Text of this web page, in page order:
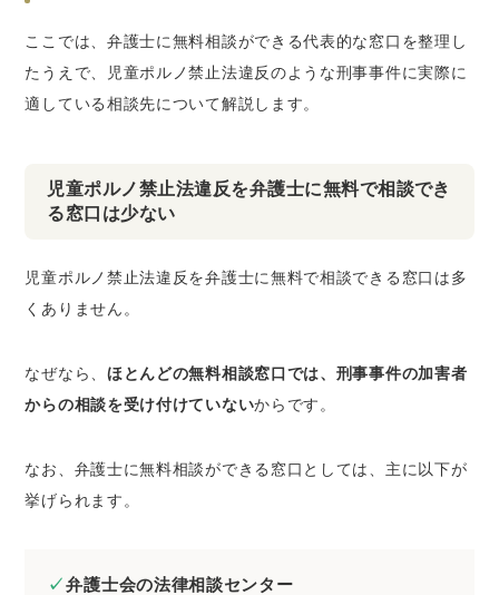
ここでは、弁護士に無料相談ができる代表的な窓口を整理し
たうえで、児童ポルノ禁止法違反のような刑事事件に実際に
適している相談先について解説します。
児童ポルノ禁止法違反を弁護士に無料で相談でき
る窓口は少ない
児童ポルノ禁止法違反を弁護士に無料で相談できる窓口は多
くありません。
なぜなら、 ほとんどの無料相談窓口では、刑事事件の加害者
からの相談を受け付けていないからです。
なお、弁護士に無料相談ができる窓口としては、主に以下が
挙げられます。
弁護士会の法律相談センター